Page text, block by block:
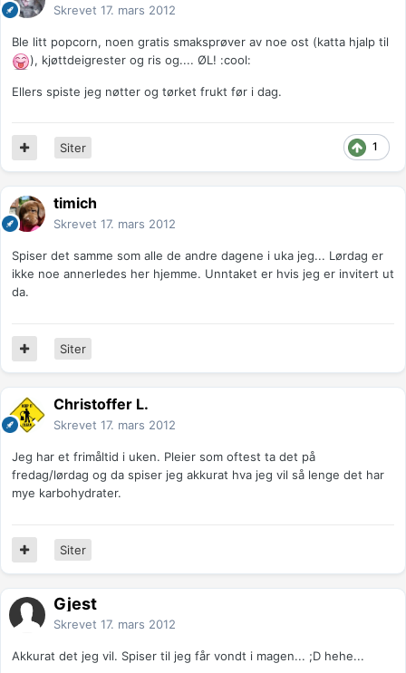
Skrevet 17. mars 2012
Ble litt popcorn, noen gratis smaksprøver av noe ost (katta hjalp til
), kjøttdeigrester og ris og.... ØL! :cool:
Ellers spiste jeg nøtter og tørket frukt før i dag.
1
Siter
timich
Skrevet 17. mars 2012
Spiser det samme som alle de andre dagene i uka jeg... Lørdag er
ikke noe annerledes her hjemme. Unntaket er hvis jeg er invitert ut
da.
Siter
Christoffer L.
Skrevet 17. mars 2012
Jeg har et frimåltid i uken. Pleier som oftest ta det på
fredag/lørdag og da spiser jeg akkurat hva jeg vil så lenge det har
mye karbohydrater.
Siter
Gjest
Skrevet 17. mars 2012
Akkurat det jeg vil. Spiser til jeg får vondt i magen... ;D hehe...